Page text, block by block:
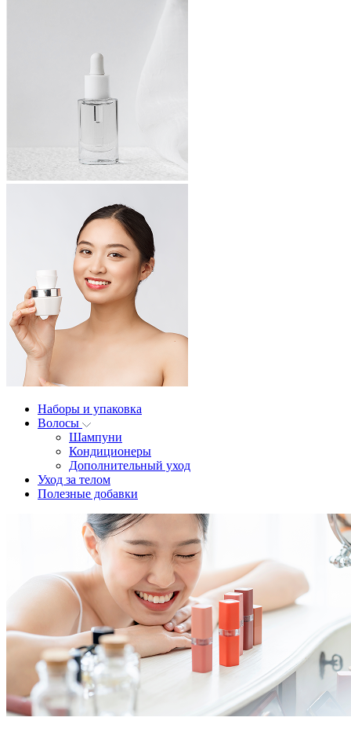
Наборы и упаковка
Волосы
Шампуни
Кондиционеры
Дополнительный уход
Уход за телом
Полезные добавки